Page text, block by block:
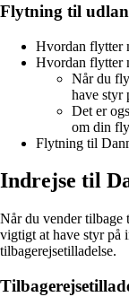
Flytning til
Hvordan flytter
Hvordan flytter
Når du
have styr
Det er
om din
Flytning til
Indrejse til
Når du vender tilbage
vigtigt at have styr på
tilbagerejsetilladelse.